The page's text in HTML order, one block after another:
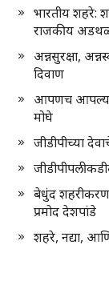
भारतीय शहरे:
राजकीय
अन्नसुरक्षा,
दिवाण
आपणच आपल्या
मोघे
जीडीपीच्या
बेधुंद
प्रमोद देशपांडे
शहरे, नद्या,